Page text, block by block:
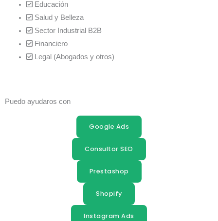
Educación
Salud y Belleza
Sector Industrial B2B
Financiero
Legal (Abogados y otros)
Puedo ayudaros con
Google Ads
Consultor SEO
Prestashop
Shopify
Instagram Ads